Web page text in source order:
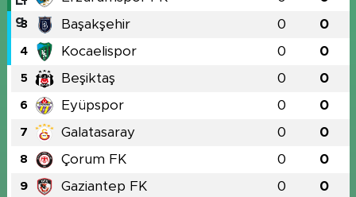
3 Başakşehir 0 0
4 Kocaelispor 0 0
5 Beşiktaş 0 0
6 Eyüpspor 0 0
7 Galatasaray 0 0
8 Çorum FK 0 0
9 Gaziantep FK 0 0